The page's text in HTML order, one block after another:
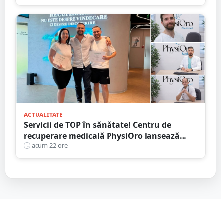
ACTUALITATE
Servicii de TOP în sănătate! Centru de
recuperare medicală PhysiOro lansează
Divizia medicală PhysiOro
acum 22 ore